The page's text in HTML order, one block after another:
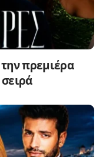
πρεμιέρα